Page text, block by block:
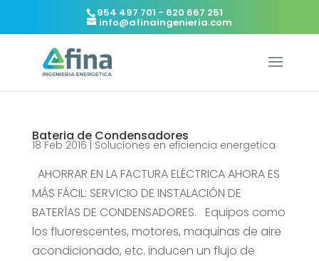
954 497 701 - 620 667 251
info@afinaingenieria.com
Bateria de Condensadores
18 Feb 2016 Soluciones en eficiencia energetica
AHORRAR EN LA FACTURA ELÉCTRICA AHORA ES
MÁS FÁCIL: SERVICIO DE INSTALACIÓN DE
BATERÍAS DE CONDENSADORES. Equipos como
los fluorescentes, motores, maquinas de aire
acondicionado, etc. inducen un flujo de